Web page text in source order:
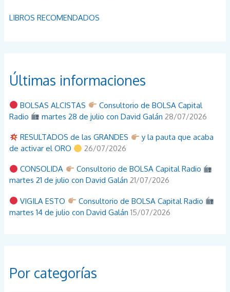
LIBROS RECOMENDADOS
Últimas informaciones
BOLSAS ALCISTAS
Consultorio de BOLSA Capital
Radio
martes 28 de julio con David Galán 28/07/2026
RESULTADOS de las GRANDES
y la pauta que acaba
de activar el ORO
26/07/2026
CONSOLIDA
Consultorio de BOLSA Capital Radio
martes 21 de julio con David Galán 21/07/2026
VIGILA ESTO
Consultorio de BOLSA Capital Radio
martes 14 de julio con David Galán 15/07/2026
Por categorías